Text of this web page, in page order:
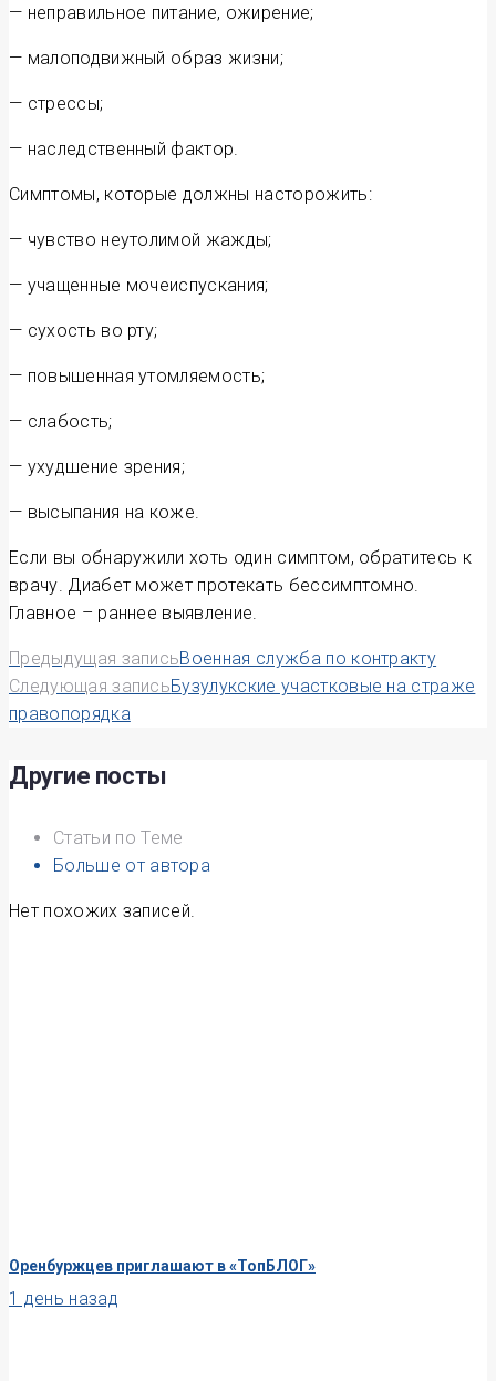
— неправильное питание, ожирение;
— малоподвижный образ жизни;
— стрессы;
— наследственный фактор.
Симптомы, которые должны насторожить:
— чувство неутолимой жажды;
— учащенные мочеиспускания;
— сухость во рту;
— повышенная утомляемость;
— слабость;
— ухудшение зрения;
— высыпания на коже.
Если вы обнаружили хоть один симптом, обратитесь к
врачу. Диабет может протекать бессимптомно.
Главное – раннее выявление.
Навигация
по
Предыдущая записьВоенная служба по контракту
Следующая записьБузулукские участковые на страже
правопорядка
Другие посты
Статьи по Теме
Больше от автора
Нет похожих записей.
Оренбуржцев приглашают в «ТопБЛОГ»
1 день назад